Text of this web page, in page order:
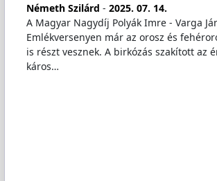
Németh Szilárd - 2025. 07. 14.
A Magyar Nagydíj Polyák Imre - Varga
Emlékversenyen már az orosz és
is részt vesznek. A birkózás szakított az
káros…